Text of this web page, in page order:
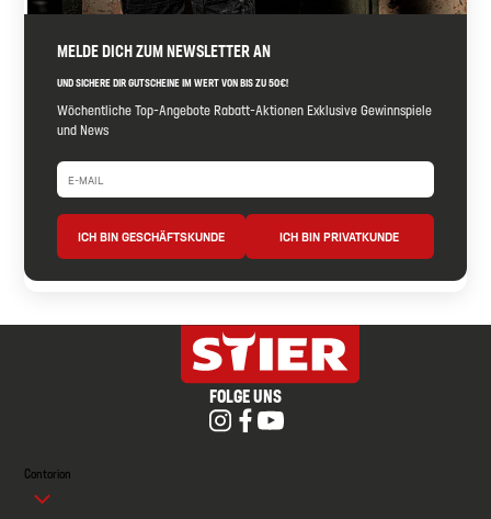
MELDE DICH ZUM NEWSLETTER AN
UND SICHERE DIR GUTSCHEINE IM WERT VON BIS ZU 50€!
Wöchentliche Top-Angebote Rabatt-Aktionen Exklusive Gewinnspiele
und News
ICH BIN GESCHÄFTSKUNDE ICH BIN PRIVATKUNDE
FOLGE UNS
Contorion